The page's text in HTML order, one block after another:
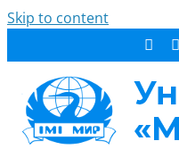
Skip to content